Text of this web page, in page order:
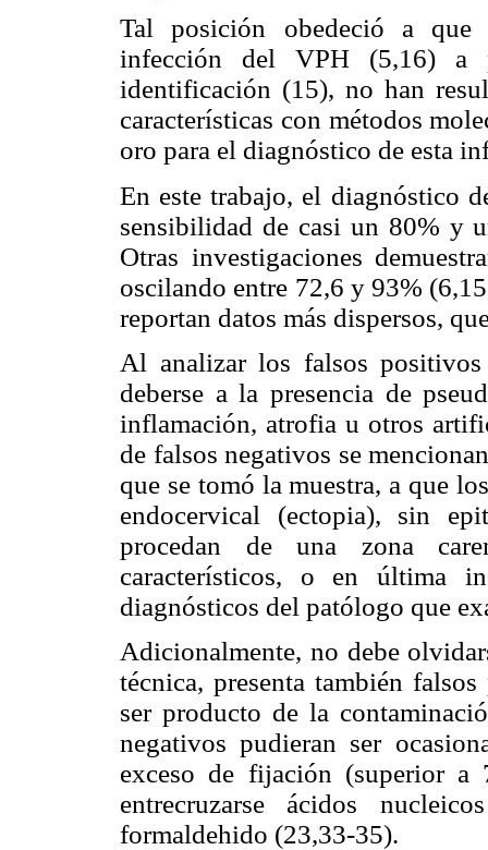
Tal posición obedeció a que
infección del VPH (5,16) a
identificación (15), no han
características con métodos
oro para el diagnóstico de esta
En este trabajo, el diagnóstico
sensibilidad de casi un 80% y
Otras investigaciones
oscilando entre 72,6 y 93%
reportan datos más dispersos,
Al analizar los falsos
deberse a la presencia de
inflamación, atrofia u otros
de falsos negativos se
que se tomó la muestra, a que
endocervical (ectopia), sin
procedan de una zona
característicos, o en última
diagnósticos del patólogo que
Adicionalmente, no debe
técnica, presenta también
ser producto de la
negativos pudieran ser
exceso de fijación (superior
entrecruzarse ácidos
formaldehido (23,33-35).